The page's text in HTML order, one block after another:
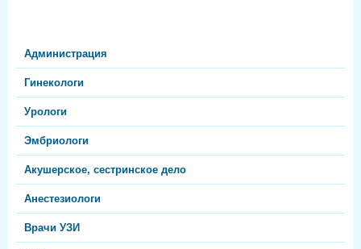
Администрация
Гинекологи
Урологи
Эмбриологи
Акушерское, сестринское дело
Анестезиологи
Врачи УЗИ